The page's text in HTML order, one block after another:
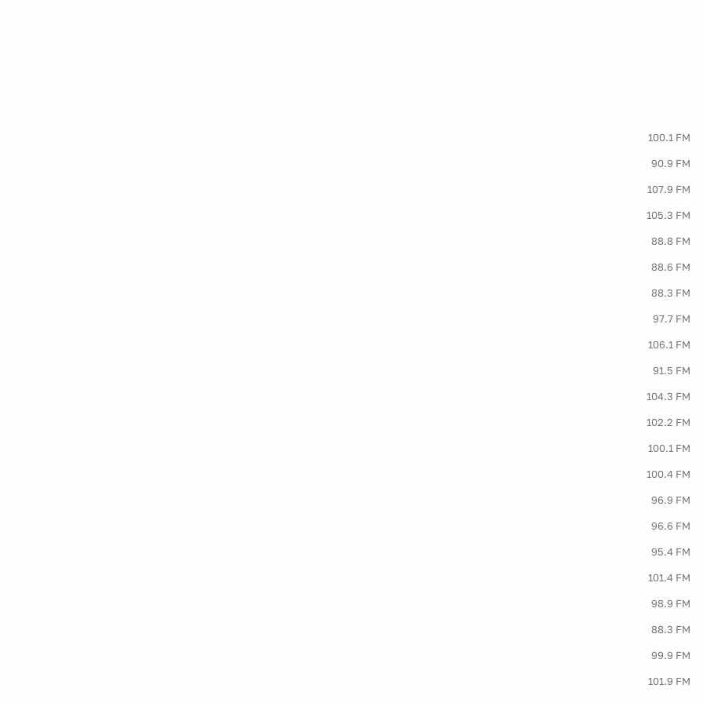
100.1 FM
90.9 FM
107.9 FM
105.3 FM
88.8 FM
88.6 FM
88.3 FM
97.7 FM
106.1 FM
91.5 FM
104.3 FM
102.2 FM
100.1 FM
100.4 FM
96.9 FM
96.6 FM
95.4 FM
101.4 FM
98.9 FM
88.3 FM
99.9 FM
101.9 FM